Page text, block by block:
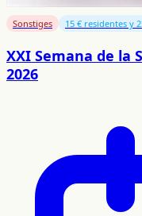
Sonstiges 15 € residentes y
XXI Semana de la
2026